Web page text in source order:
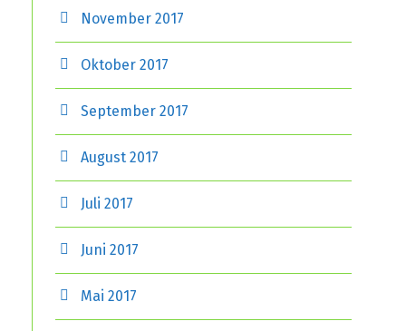
November 2017
Oktober 2017
September 2017
August 2017
Juli 2017
Juni 2017
Mai 2017